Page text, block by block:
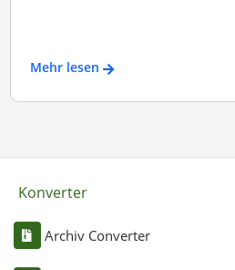
Mehr lesen
Konverter
Archiv Converter